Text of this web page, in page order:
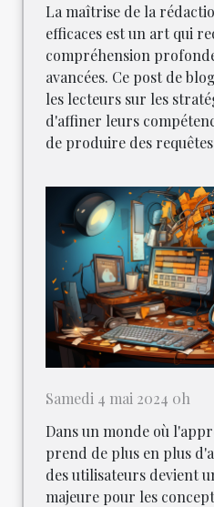
La maîtrise de la
efficaces est un art qui
compréhension
avancées. Ce post de
les lecteurs sur les
d'affiner leurs
de produire des
Samedi 4 mai 2024 0h
Dans un monde où
prend de plus en plus
des utilisateurs devient
majeure pour les